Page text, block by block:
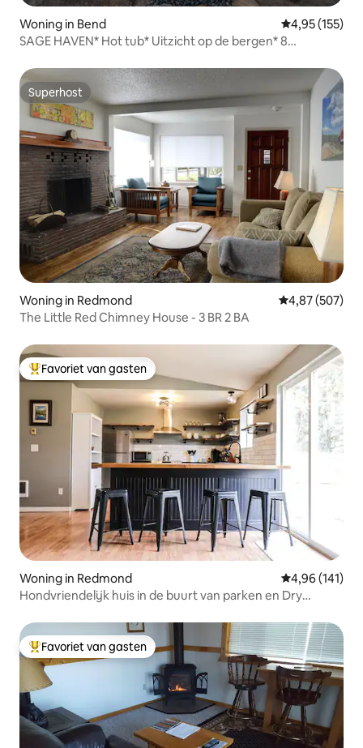
Woning in Bend Gemiddelde
4,95 (155)
SAGE HAVEN* Hot tub* Uitzicht op de bergen* 8
Superhost
Superhost
Woning in Redmond Gemiddelde
4,87 (507)
The Little Red Chimney House - 3 BR 2 BA
Topfavoriet van gasten
Favoriet van gasten
Woning in Redmond Gemiddelde
4,96 (141)
Hondvriendelijk huis in de buurt van parken en Dry
Topfavoriet van gasten
Favoriet van gasten